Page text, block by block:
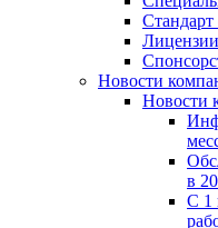
Стандарт
Новости
Новости
в
С 1